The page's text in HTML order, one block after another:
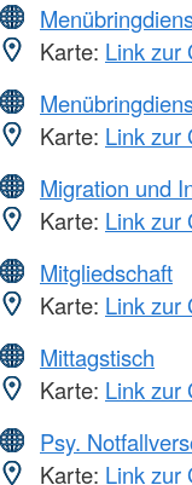
Karte: Link zur
Karte: Link zur
Migration und
Karte: Link zur
Mitgliedschaft
Karte: Link zur
Mittagstisch
Karte: Link zur
Psy.
Karte: Link zur